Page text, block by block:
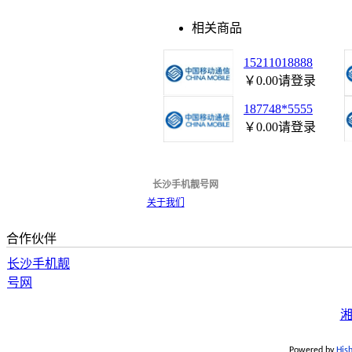
相关商品
15211018888
￥0.00请登录
187748*5555
￥0.00请登录
长沙手机靓号网
关于我们
合作伙伴
长沙手机靓
号网